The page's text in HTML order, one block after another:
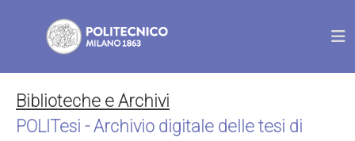
Biblioteche e Archivi
POLITesi - Archivio digitale delle tesi di